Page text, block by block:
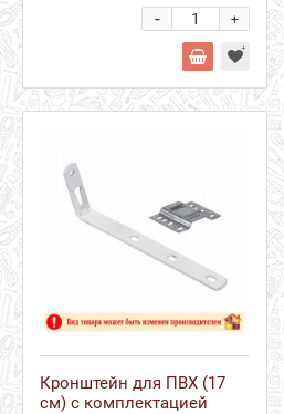
+
-
Кронштейн для ПВХ (17
см) с комплектацией